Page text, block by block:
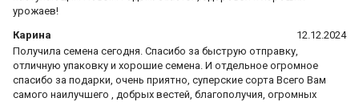
урожаев!
Карина
12.12.2024
Получила семена сегодня. Спасибо за быструю отправку,
отличную упаковку и хорошие семена. И отдельное огромное
спасибо за подарки, очень приятно, суперские сорта Всего Вам
самого наилучшего , добрых вестей, благополучия, огромных